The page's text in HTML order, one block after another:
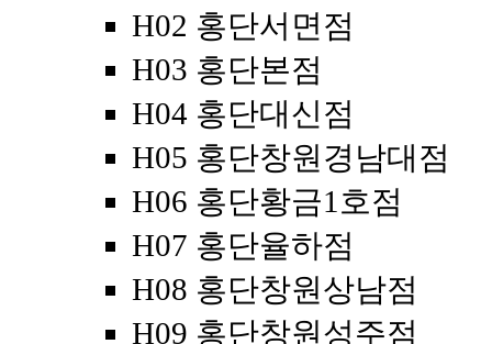
H02 홍단서면점
H03 홍단본점
H04 홍단대신점
H05 홍단창원경남대점
H06 홍단황금1호점
H07 홍단율하점
H08 홍단창원상남점
H09 홍단창원성주점